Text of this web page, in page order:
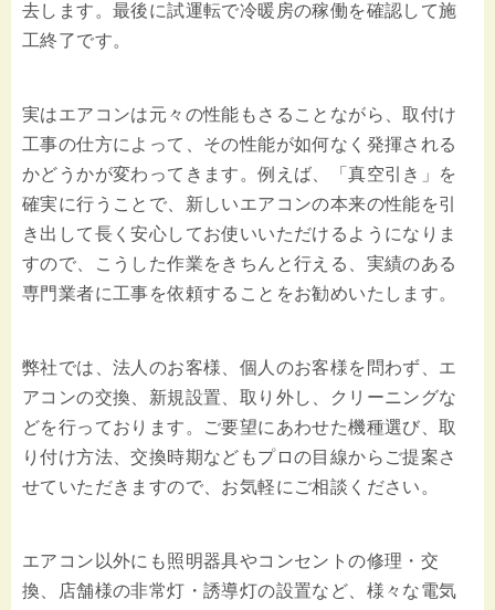
去します。最後に試運転で冷暖房の稼働を確認して施
工終了です。
実はエアコンは元々の性能もさることながら、取付け
工事の仕方によって、その性能が如何なく発揮される
かどうかが変わってきます。例えば、「真空引き」を
確実に行うことで、新しいエアコンの本来の性能を引
き出して長く安心してお使いいただけるようになりま
すので、こうした作業をきちんと行える、実績のある
専門業者に工事を依頼することをお勧めいたします。
弊社では、法人のお客様、個人のお客様を問わず、エ
アコンの交換、新規設置、取り外し、クリーニングな
どを行っております。ご要望にあわせた機種選び、取
り付け方法、交換時期などもプロの目線からご提案さ
せていただきますので、お気軽にご相談ください。
エアコン以外にも照明器具やコンセントの修理・交
換、店舗様の非常灯・誘導灯の設置など、様々な電気